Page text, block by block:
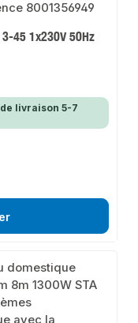
3-45 1x230V 50Hz
livraison 5-7